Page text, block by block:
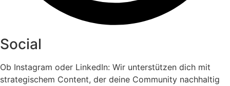
Social
Ob Instagram oder LinkedIn: Wir unterstützen dich mit
strategischem Content, der deine Community nachhaltig